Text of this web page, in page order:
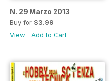
N. 29 Marzo 2013
Buy for $3.99
View
Add to Cart